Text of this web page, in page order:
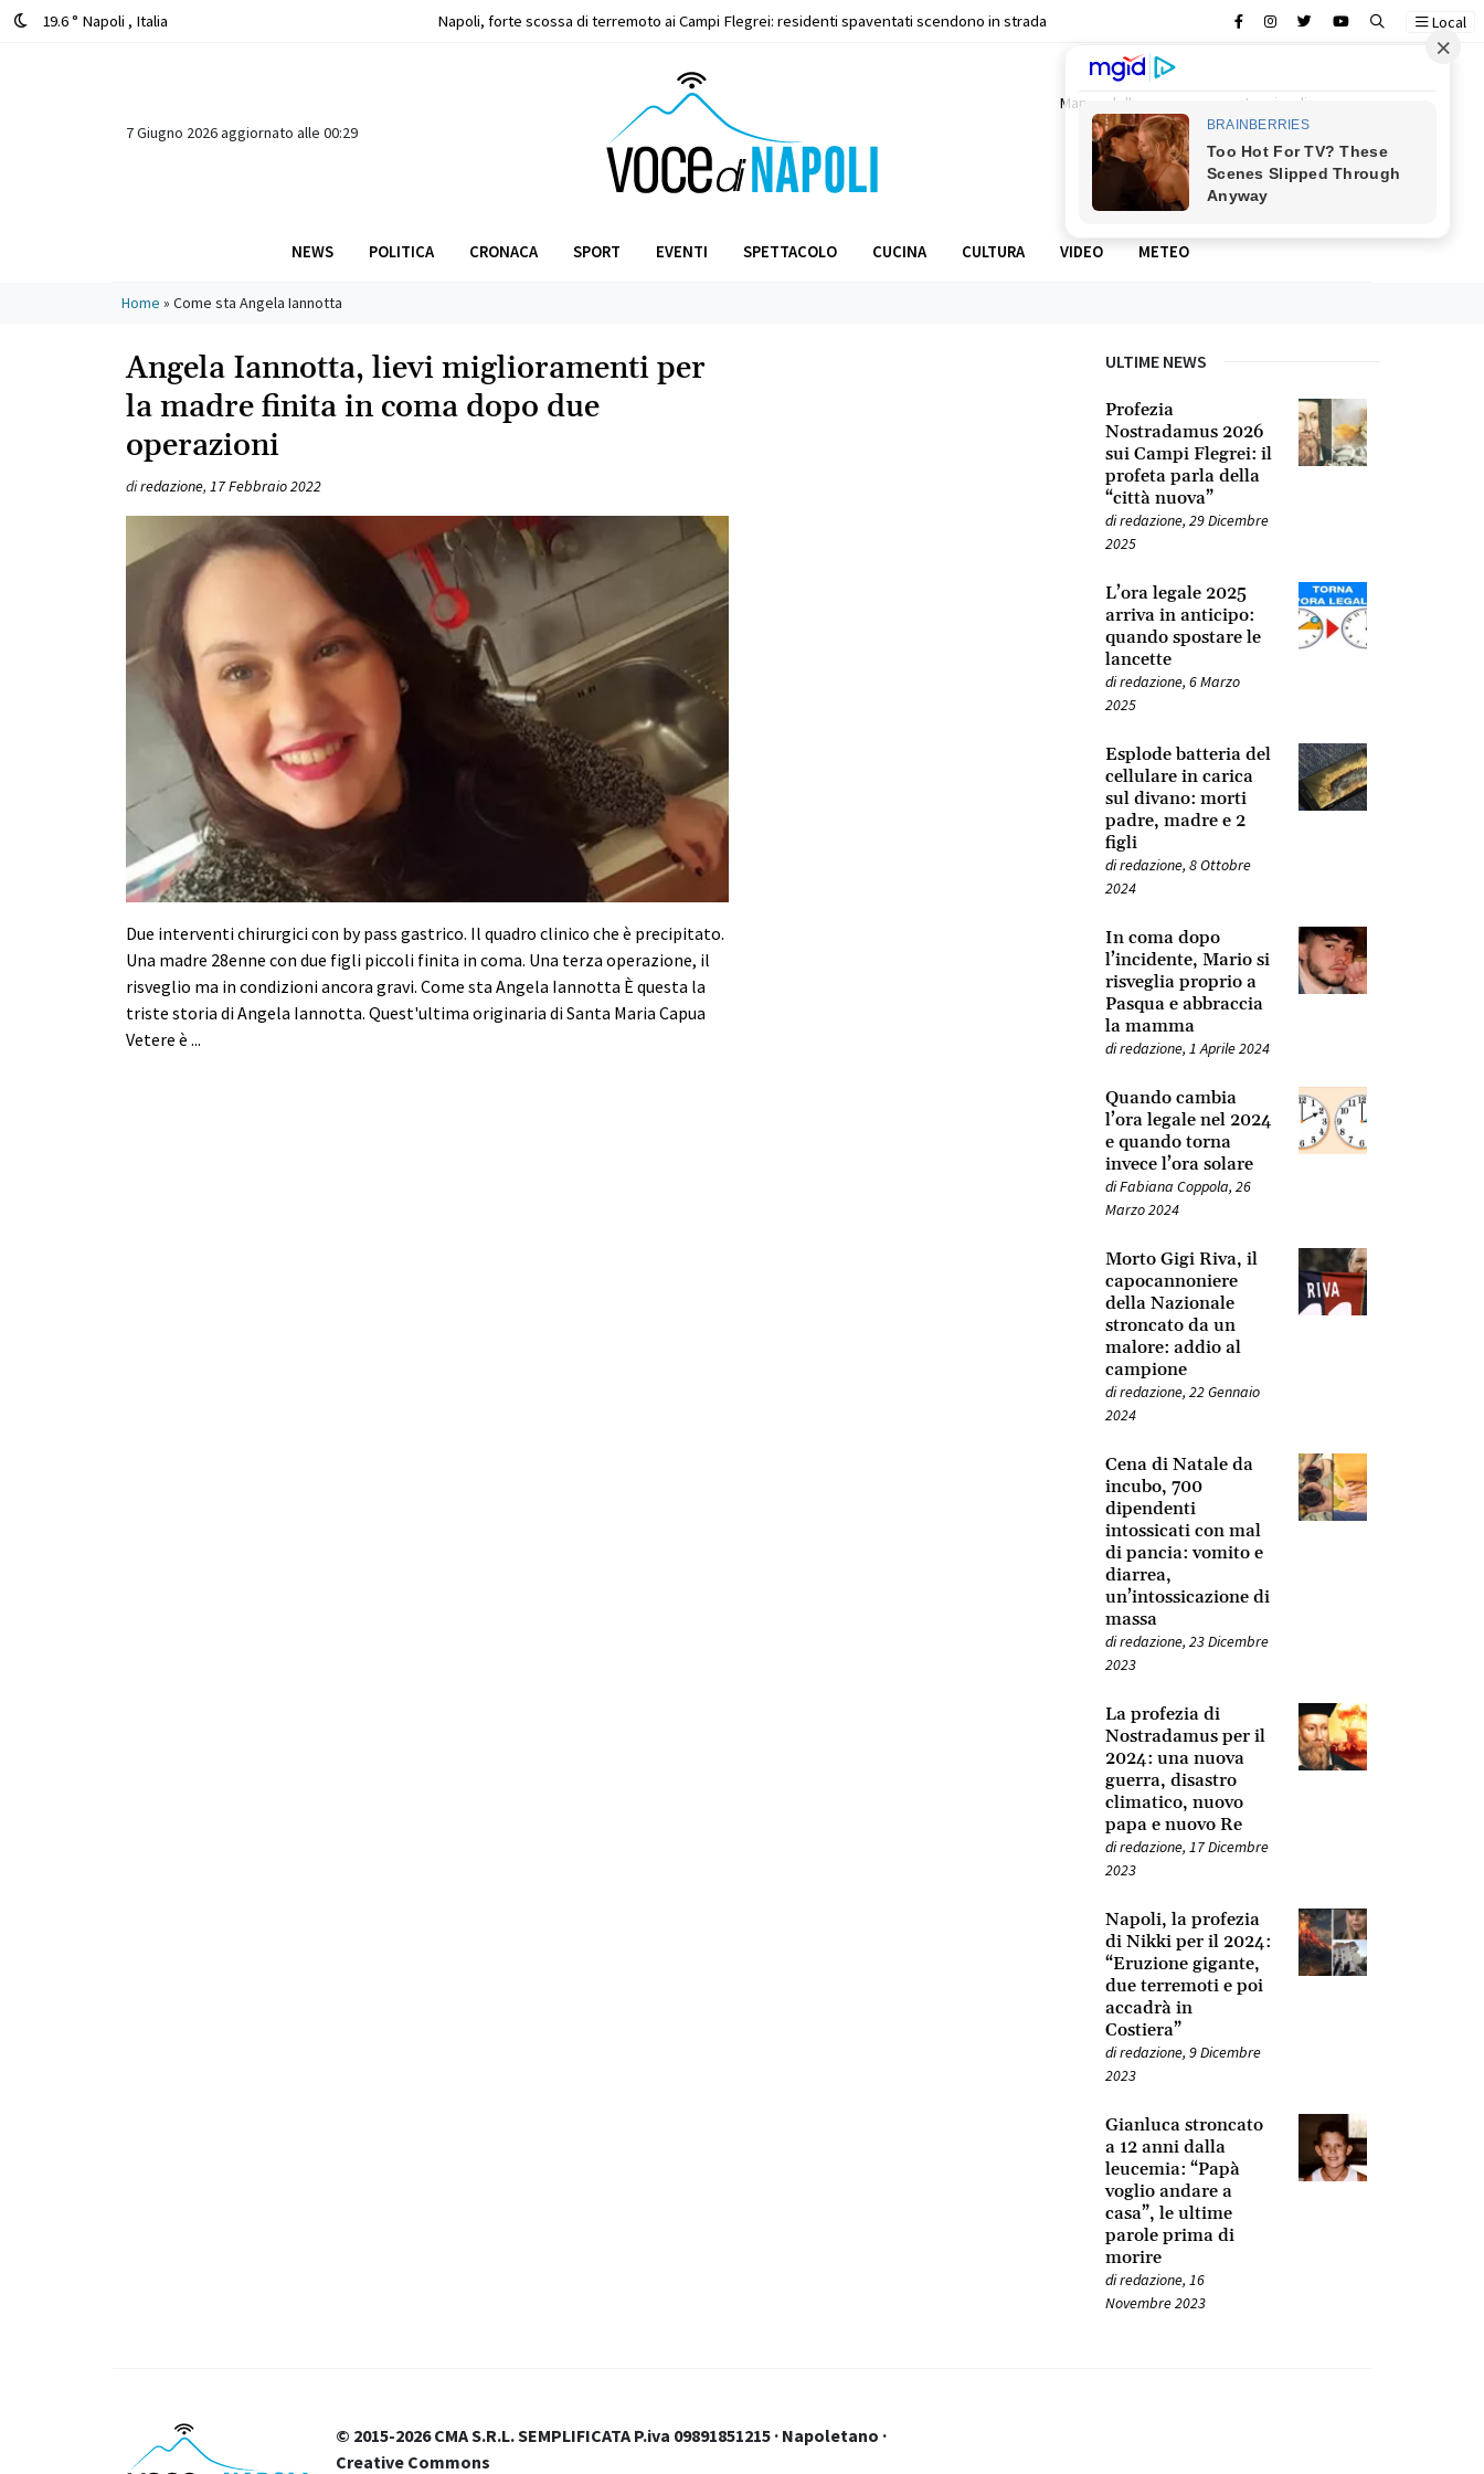
19.6 ° Napoli , Italia Napoli, forte scossa di terremoto ai Campi Flegrei: residenti spaventati scendono in strada
Giovane ucraino affetto da grave neoplasia al rene e fegato salvato al Pascale Local
7 Giugno 2026 aggiornato alle 00:29
Mappa della camorra In prima linea
Food stories
NEWS POLITICA CRONACA SPORT EVENTI SPETTACOLO CUCINA CULTURA VIDEO METEO
Home » Come sta Angela Iannotta
Angela Iannotta, lievi miglioramenti per
la madre finita in coma dopo due
operazioni
diredazione, 17 Febbraio 2022
Due interventi chirurgici con by pass gastrico. Il quadro clinico che è precipitato.
Una madre 28enne con due figli piccoli finita in coma. Una terza operazione, il
risveglio ma in condizioni ancora gravi. Come sta Angela Iannotta È questa la
triste storia di Angela Iannotta. Quest'ultima originaria di Santa Maria Capua
Vetere è ...
ULTIME NEWS
Profezia
Nostradamus 2026
sui Campi Flegrei: il
profeta parla della
“città nuova”
diredazione, 29 Dicembre
2025
L’ora legale 2025
arriva in anticipo:
quando spostare le
lancette
diredazione, 6 Marzo
2025
Esplode batteria del
cellulare in carica
sul divano: morti
padre, madre e 2
figli
diredazione, 8 Ottobre
2024
In coma dopo
l’incidente, Mario si
risveglia proprio a
Pasqua e abbraccia
la mamma
diredazione, 1 Aprile 2024
Quando cambia
l’ora legale nel 2024
e quando torna
invece l’ora solare
diFabiana Coppola, 26
Marzo 2024
Morto Gigi Riva, il
capocannoniere
della Nazionale
stroncato da un
malore: addio al
campione
diredazione, 22 Gennaio
2024
Cena di Natale da
incubo, 700
dipendenti
intossicati con mal
di pancia: vomito e
diarrea,
un’intossicazione di
massa
diredazione, 23 Dicembre
2023
La profezia di
Nostradamus per il
2024: una nuova
guerra, disastro
climatico, nuovo
papa e nuovo Re
diredazione, 17 Dicembre
2023
Napoli, la profezia
di Nikki per il 2024:
“Eruzione gigante,
due terremoti e poi
accadrà in
Costiera”
diredazione, 9 Dicembre
2023
Gianluca stroncato
a 12 anni dalla
leucemia: “Papà
voglio andare a
casa”, le ultime
parole prima di
morire
diredazione, 16
Novembre 2023
© 2015-2026 CMA S.R.L. SEMPLIFICATA P.iva 09891851215 · Napoletano ·
Creative Commons